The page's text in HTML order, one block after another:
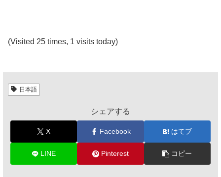
(Visited 25 times, 1 visits today)
日本語
シェアする
X Facebook はてブ
LINE Pinterest コピー